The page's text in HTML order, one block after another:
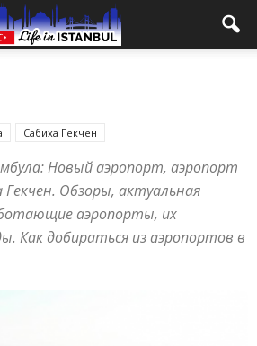
Сабиха Гекчен
Новый аэропорт, аэропорт
Обзоры, актуальная
аэропорты, их
Как добираться из аэропортов в